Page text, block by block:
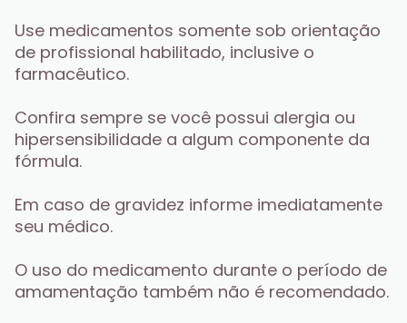
Use medicamentos somente sob orientação
de profissional habilitado, inclusive o
farmacêutico.
Confira sempre se você possui alergia ou
hipersensibilidade a algum componente da
fórmula.
Em caso de gravidez informe imediatamente
seu médico.
O uso do medicamento durante o período de
amamentação também não é recomendado.